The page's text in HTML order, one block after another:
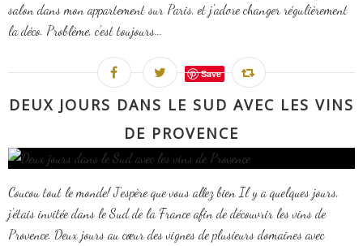
salon dans mon appartement sur Paris, et j'adore changer régulièrement
la déco. Problème, c'est toujours...
Save
DEUX JOURS DANS LE SUD AVEC LES VINS
DE PROVENCE
Coucou tout le monde! J'espère que vous allez bien Il y a quelques jours,
j'étais invitée dans le Sud de la France afin de découvrir les vins de
Provence. Deux jours au cœur des vignes de plusieurs domaines avec